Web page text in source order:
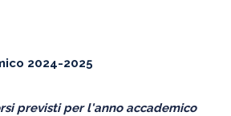
2024-2025
previsti per l'anno accademico